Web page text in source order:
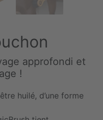
approfondi et
!
huilé, d’une forme